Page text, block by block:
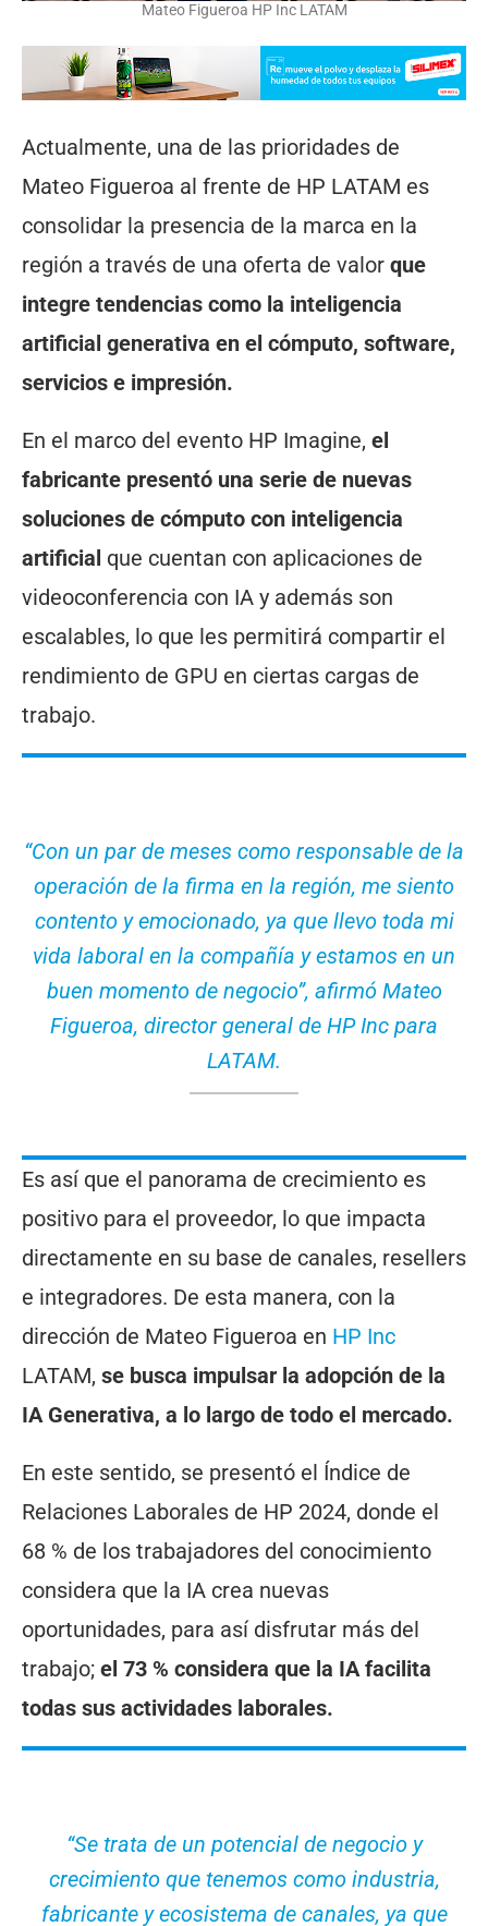
Mateo Figueroa HP Inc LATAM
Actualmente, una de las prioridades de
Mateo Figueroa al frente de HP LATAM es
consolidar la presencia de la marca en la
región a través de una oferta de valor que
integre tendencias como la inteligencia
artificial generativa en el cómputo, software,
servicios e impresión.
En el marco del evento HP Imagine, el
fabricante presentó una serie de nuevas
soluciones de cómputo con inteligencia
artificial que cuentan con aplicaciones de
videoconferencia con IA y además son
escalables, lo que les permitirá compartir el
rendimiento de GPU en ciertas cargas de
trabajo.
“Con un par de meses como responsable de la
operación de la firma en la región, me siento
contento y emocionado, ya que llevo toda mi
vida laboral en la compañía y estamos en un
buen momento de negocio”, afirmó Mateo
Figueroa, director general de HP Inc para
LATAM.
Es así que el panorama de crecimiento es
positivo para el proveedor, lo que impacta
directamente en su base de canales, resellers
e integradores. De esta manera, con la
dirección de Mateo Figueroa en HP Inc
LATAM, se busca impulsar la adopción de la
IA Generativa, a lo largo de todo el mercado.
En este sentido, se presentó el Índice de
Relaciones Laborales de HP 2024, donde el
68 % de los trabajadores del conocimiento
considera que la IA crea nuevas
oportunidades, para así disfrutar más del
trabajo; el 73 % considera que la IA facilita
todas sus actividades laborales.
“Se trata de un potencial de negocio y
crecimiento que tenemos como industria,
fabricante y ecosistema de canales, ya que